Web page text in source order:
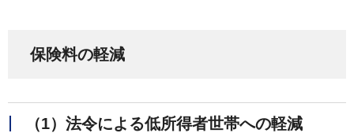
保険料の軽減
（1）法令による低所得者世帯への軽減